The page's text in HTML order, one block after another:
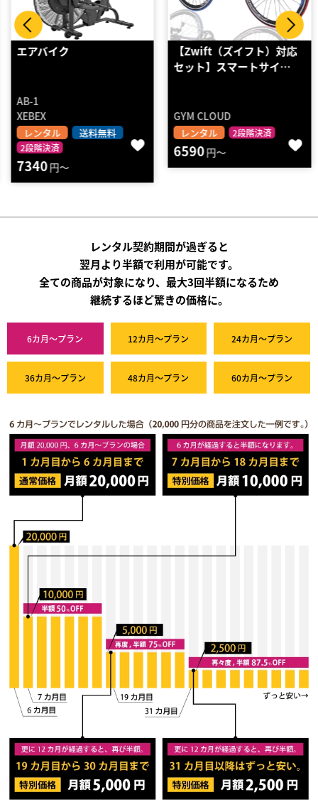
エアバイク
AB-1
XEBEX
レンタル 送料無料
2段階決済
7340円～
【Zwift（ズイフト）対応
セット】スマートサイ…
GYM CLOUD
レンタル 2段階決済
6590円～
レンタル契約期間が過ぎると
翌月より半額で利用が可能です。
全ての商品が対象になり、最大3回半額になるため
継続するほど驚きの価格に。
6カ月～プラン 12カ月～プラン 24カ月～プラン
36カ月～プラン 48カ月～プラン 60カ月～プラン